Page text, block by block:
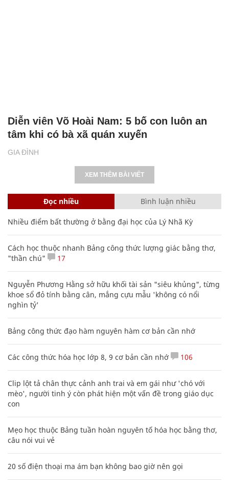
GIA ĐÌNH
Diễn viên Võ Hoài Nam: 5 bố con luôn an
tâm khi có bà xã quán xuyến
XEM THÊM BÀI VIẾT
Đọc nhiều Bình luận nhiều
Nhiều điểm bất thường ở bằng đại học của Lý Nhã Kỳ
Cách học thuộc nhanh Bảng công thức lượng giác bằng thơ,
"thần chú"
17
Nguyễn Phương Hằng sở hữu khối tài sản "siêu khủng", từng
khoe sổ đỏ tính bằng cân, mắng cựu mẫu 'không có nổi
nghìn tỷ'
Bảng công thức đạo hàm nguyên hàm cơ bản cần nhớ
Các công thức hóa học lớp 8, 9 cơ bản cần nhớ 106
Clip lột tả chân thực cảnh anh trai và em gái như 'chó với
mèo', người tinh ý còn phát hiện một vấn đề trong giáo dục
con
Mẹo học thuộc Bảng tuần hoàn nguyên tố hóa học bằng thơ,
câu nói vui vẻ
20 số điện thoại ma ám bạn không bao giờ nên gọi